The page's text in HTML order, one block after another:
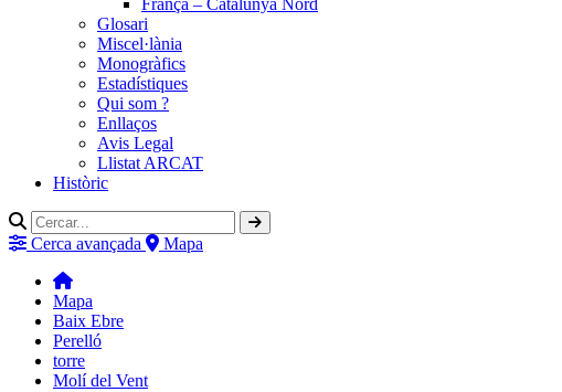
França – Catalunya Nord
Glosari
Miscel·lània
Monogràfics
Estadístiques
Qui som ?
Enllaços
Avis Legal
Llistat ARCAT
Històric
Cerca avançada Mapa
Mapa
Baix Ebre
Perelló
torre
Molí del Vent